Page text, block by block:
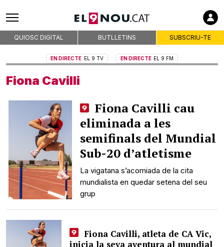
QUIOSC DIGITAL BUTLLETINS SUBSCRIU-TE
EN DIRECTE EL 9 TV EN DIRECTE EL 9 FM
Fiona Cavilli
Fiona Cavilli cau
eliminada a les
semifinals del Mundial
Sub-20 d’atletisme
La vigatana s’acomiada de la cita
mundialista en quedar setena del seu
grup
Fiona Cavilli, atleta de CA Vic,
inicia la seva aventura al mundial